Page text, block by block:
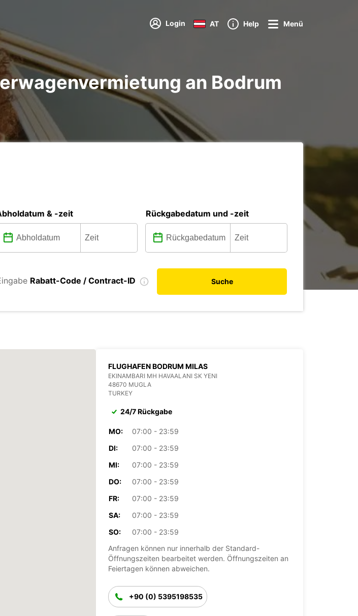
Login AT Help Menü
an Bodrum
& -zeit Rückgabedatum und -zeit
Rabatt-Code / Contract-ID Suche
FLUGHAFEN BODRUM MILAS
EKINAMBARI MH HAVAALANI SK YENI
48670 MUGLA
TURKEY
24/7 Rückgabe
MO:
07:00 - 23:59
DI:
07:00 - 23:59
MI:
07:00 - 23:59
DO:
07:00 - 23:59
FR:
07:00 - 23:59
SA:
07:00 - 23:59
SO:
07:00 - 23:59
Anfragen können nur innerhalb der Standard-
Öffnungszeiten bearbeitet werden. Öffnungszeiten an
Feiertagen können abweichen.
+90 (0) 5395198535